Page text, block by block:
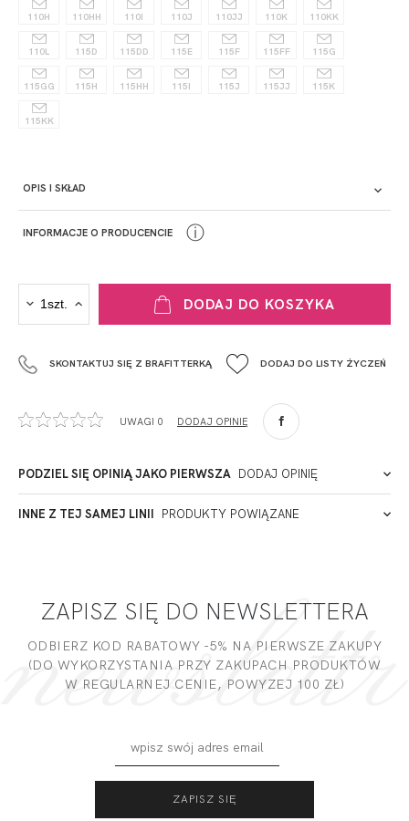
110H 110HH 110I 110J 110JJ 110K 110KK
110L 115D 115DD 115E 115F 115FF 115G
115GG 115H 115HH 115I 115J 115JJ 115K
115KK
OPIS I SKŁAD
INFORMACJE O PRODUCENCIE
Fashiontex Group Sp.z o.o. Spółka komandytowa
+48 42 719 43 15
90-057
Polska
ADRES PUNKTU KONTAKTOWEGO
ⓘ
DODAJ DO KOSZYKA
SKONTAKTUJ SIĘ Z BRAFITTERKĄ DODAJ DO LISTY ŻYCZEŃ
UWAGI 0 DODAJ OPINIĘ
PODZIEL SIĘ OPINIĄ JAKO PIERWSZA DODAJ OPINIĘ
Miałeś już kontakt z naszym produktem? Zostaw opinię
INNE Z TEJ SAMEJ LINII PRODUKTY POWIĄZANE
ZAPISZ SIĘ DO NEWSLETTERA
ODBIERZ KOD RABATOWY -5% NA PIERWSZE ZAKUPY
(DO WYKORZYSTANIA PRZY ZAKUPACH PRODUKTÓW
W REGULARNEJ CENIE, POWYZEJ 100 ZŁ)